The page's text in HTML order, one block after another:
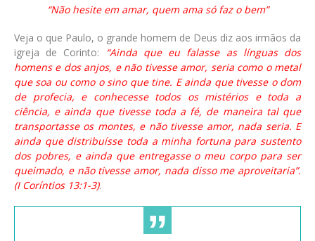
“Não hesite em amar, quem ama só faz o bem”
Veja o que Paulo, o grande homem de Deus diz aos irmãos da
igreja de Corinto:
“Ainda que eu falasse as línguas dos
homens e dos anjos, e não tivesse amor, seria como o metal
que soa ou como o sino que tine. E ainda que tivesse o dom
de profecia, e conhecesse todos os mistérios e toda a
ciência, e ainda que tivesse toda a fé, de maneira tal que
transportasse os montes, e não tivesse amor, nada seria. E
ainda que distribuísse toda a minha fortuna para sustento
dos pobres, e ainda que entregasse o meu corpo para ser
queimado, e não tivesse amor, nada disso me aproveitaria”.
(I Coríntios 13:1-3).